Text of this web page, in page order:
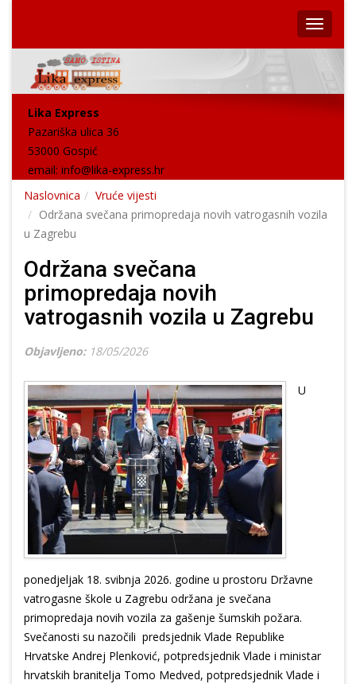
Lika Express
Pazariška ulica 36
53000 Gospić
email: info@lika-express.hr
Naslovnica
Vruće vijesti
Održana svečana primopredaja novih vatrogasnih vozila
u Zagrebu
Održana svečana
primopredaja novih
vatrogasnih vozila u Zagrebu
Objavljeno: 18/05/2026
U
ponedjeljak 18. svibnja 2026. godine u prostoru Državne
vatrogasne škole u Zagrebu održana je svečana
primopredaja novih vozila za gašenje šumskih požara.
Svečanosti su nazočili predsjednik Vlade Republike
Hrvatske Andrej Plenković, potpredsjednik Vlade i ministar
hrvatskih branitelja Tomo Medved, potpredsjednik Vlade i